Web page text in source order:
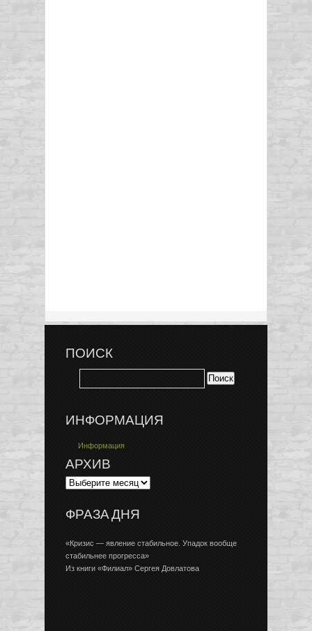
ПОИСК
ИНФОРМАЦИЯ
Информация
АРХИВ
ФРАЗА ДНЯ
«Кризис — явление стабильное. Упадок вообще
стабильнее прогресса»
Из книги «Филиал» Сергея Довлатова